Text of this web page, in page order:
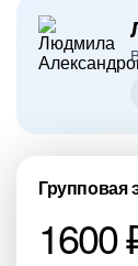
Групповая
1600